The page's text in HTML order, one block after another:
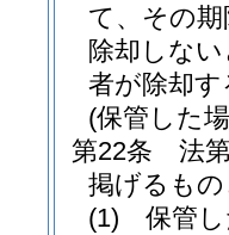
て、その
除却しな
者が除却
(保管した
第22条
法
掲げるも
(1)
保管